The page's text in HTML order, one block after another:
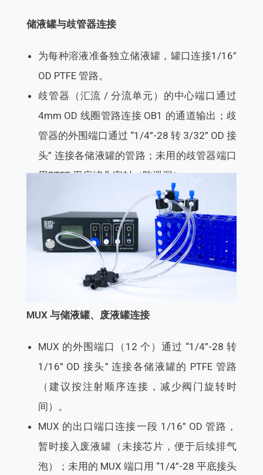
储液罐与歧管器连接
为每种溶液准备独立储液罐，罐口连接1/16”
OD PTFE 管路。
歧管器（汇流 / 分流单元）的中心端口通过
4mm OD 线圈管路连接 OB1 的通道输出；歧
管器的外围端口通过 “1/4”-28 转 3/32” OD 接
头” 连接各储液罐的管路；未用的歧管器端口
用PTFE 平底堵头密封（防泄漏）。
MUX 与储液罐、废液罐连接
MUX 的外围端口（12 个）通过 “1/4”-28 转
1/16” OD 接头” 连接各储液罐的 PTFE 管路
（建议按注射顺序连接，减少阀门旋转时
间）。
MUX 的出口端口连接一段 1/16” OD 管路，
暂时接入废液罐（未接芯片，便于后续排气
泡）；未用的 MUX 端口用 “1/4”-28 平底接头